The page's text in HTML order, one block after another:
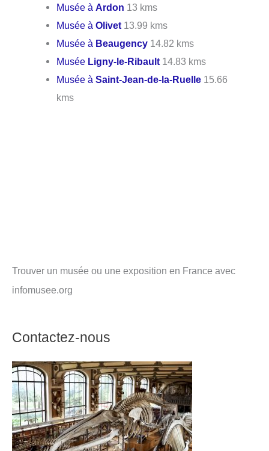
Musée àArdon 13 kms
Musée àOlivet 13.99 kms
Musée à Beaugency 14.82 kms
Musée Ligny-le-Ribault 14.83 kms
Musée àSaint-Jean-de-la-Ruelle 15.66
kms
Trouver un musée ou une exposition en France avec
infomusee.org
Contactez-nous